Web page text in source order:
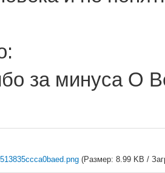
за минуса О
(Размер: 8.99 KB /